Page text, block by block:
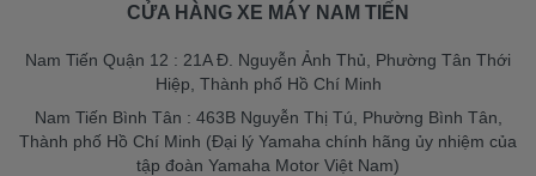
CỬA HÀNG XE MÁY NAM TIẾN
Nam Tiến Quận 12 : 21A Đ. Nguyễn Ảnh Thủ, Phường Tân Thới
Hiệp, Thành phố Hồ Chí Minh
Nam Tiến Bình Tân : 463B Nguyễn Thị Tú, Phường Bình Tân,
Thành phố Hồ Chí Minh (Đại lý Yamaha chính hãng ủy nhiệm của
tập đoàn Yamaha Motor Việt Nam)